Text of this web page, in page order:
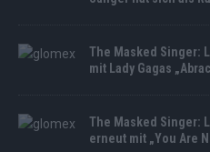
The Masked Singer:
mit Lady Gagas
The Masked Singer:
erneut mit „You Are